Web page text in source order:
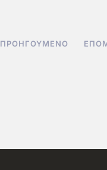
ΠΡΟΗΓΟΎΜΕΝΟ